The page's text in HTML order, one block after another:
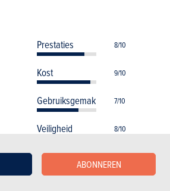
ABONNEREN
Prestaties 8/10
Kost 9/10
Gebruiksgemak 7/10
Veiligheid 8/10
Wegligging 8/10